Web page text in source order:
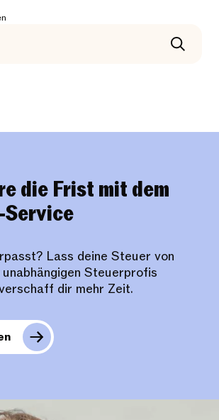
die Frist mit dem
Lass deine Steuer von
Steuerprofis
dir mehr Zeit.